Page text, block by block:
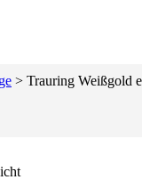
> Trauring Weißgold